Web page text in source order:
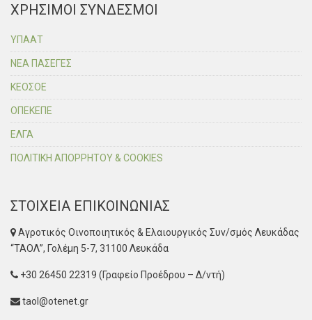
ΧΡΗΣΙΜΟΙ ΣΥΝΔΕΣΜΟΙ
ΥΠΑΑΤ
ΝΕΑ ΠΑΣΕΓΕΣ
ΚΕΟΣΟΕ
ΟΠΕΚΕΠΕ
ΕΛΓΑ
ΠΟΛΙΤΙΚΗ ΑΠΟΡΡΗΤΟΥ & COOKIES
ΣΤΟΙΧΕΙΑ ΕΠΙΚΟΙΝΩΝΙΑΣ
Αγροτικός Οινοποιητικός & Ελαιουργικός Συν/σμός Λευκάδας
“ΤΑΟΛ”, Γολέμη 5-7, 31100 Λευκάδα
+30 26450 22319 (Γραφείο Προέδρου – Δ/ντή)
taol@otenet.gr